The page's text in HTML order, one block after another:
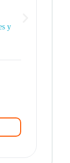
y